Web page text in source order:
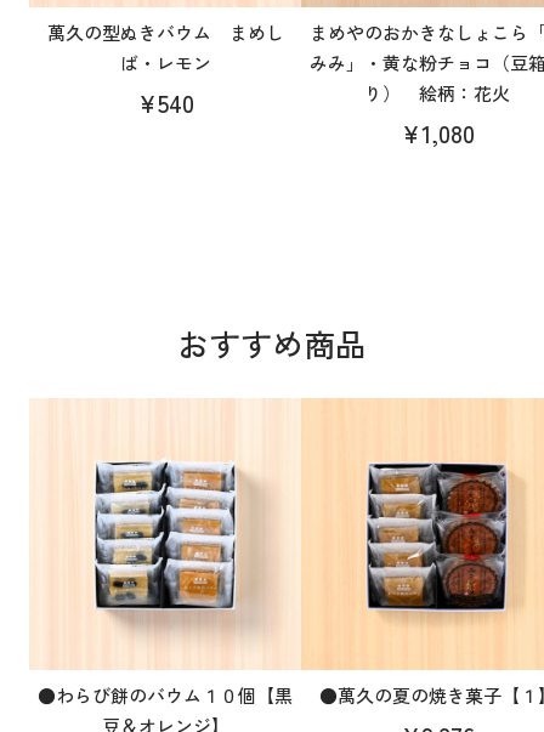
萬久の型ぬきバウム まめし
ば・レモン
¥540
まめやのおかきなしょこら
みみ」・黄な粉チョコ（豆
り） 絵柄：花火
¥1,080
おすすめ商品
●わらび餅のバウム１０個【黒
豆＆オレンジ】
●萬久の夏の焼き菓子【１